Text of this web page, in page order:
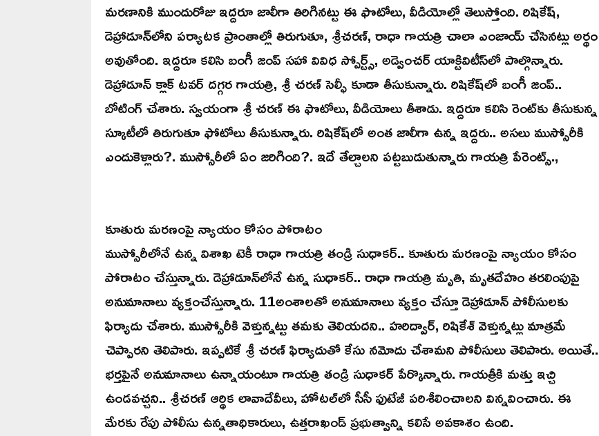
మరణానికి ముందురోజు ఇద్దరూ జాలీగా తిరిగినట్టు ఈ ఫొటోలు, వీడియోల్లో తెలుస్తోంది. రిషికేష్,
డెహ్రాడూన్‌లోని పర్యాటక ప్రాంతాల్లో తిరుగుతూ, శ్రీచరణ్, రాధా గాయత్రి చాలా ఎంజాయ్ చేసినట్లు అర్థం
అవుతోంది. ఇద్దరూ కలిసి బంగీ జంప్ సహా వివిధ స్పోర్ట్స్, అడ్వెంచర్ యాక్టివిటీస్‌లో పాల్గొన్నారు.
డెహ్రాడూన్ క్లాక్ టవర్ దగ్గర గాయత్రి, శ్రీ చరణ్ సెల్ఫీ కూడా తీసుకున్నారు. రిషికేష్‌లో బంగీ జంప్..
బోటింగ్‌ చేశారు. స్వయంగా శ్రీ చరణ్ ఈ ఫొటోలు, వీడియోలు తీశాడు. ఇద్దరూ కలిసి రెంట్‌కు తీసుకున్న
స్కూటీలో తిరుగుతూ ఫోటోలు తీసుకున్నారు. రిషికేష్‌లో అంత జాలీగా ఉన్న ఇద్దరు.. అసలు ముస్సోరీకి
ఎందుకెళ్లారు?. ముస్సోరీలో ఏం జరిగింది?. ఇదే తేల్చాలని పట్టబుడుతున్నారు గాయత్రి పేరెంట్స్‌.,
కూతురు మరణంపై న్యాయం కోసం పోరాటం
ముస్సోరీలోనే ఉన్న విశాఖ టెకీ రాధా గాయత్రి తండ్రి సుధాకర్.. కూతురు మరణంపై న్యాయం కోసం
పోరాటం చేస్తున్నారు. డెహ్రాడూన్‌లోనే ఉన్న సుధాకర్.. రాధా గాయత్రి మృతి, మృతదేహం తరలింపుపై
అనుమానాలు వ్యక్తంచేస్తున్నారు. 11అంశాలతో అనుమానాలు వ్యక్తం చేస్తూ డెహ్రాడూన్ పోలీసులకు
ఫిర్యాదు చేశారు. ముస్సోరీకి వెళ్తున్నట్టు తమకు తెలియదని.. హరిద్వార్, రిషికేశ్ వెళ్తున్నట్లు మాత్రమే
చెప్పారని తెలిపారు. ఇప్పటికే శ్రీ చరణ్ ఫిర్యాదుతో కేసు నమోదు చేశామని పోలీసులు తెలిపారు. అయితే..
భర్తపైనే అనుమానాలు ఉన్నాయంటూ గాయత్రి తండ్రి సుధాకర్ పేర్కొన్నారు. గాయత్రీకి మత్తు ఇచ్చి
ఉండవచ్చని.. శ్రీచరణ్ ఆర్థిక లావాదేవీలు, హోటల్‌లో సీసీ ఫుటేజీ పరిశీలించాలని విన్నవించారు. ఈ
మేరకు రేపు పోలీసు ఉన్నతాధికారులు, ఉత్తరాఖండ్ ప్రభుత్వాన్ని కలిసే అవకాశం ఉంది.